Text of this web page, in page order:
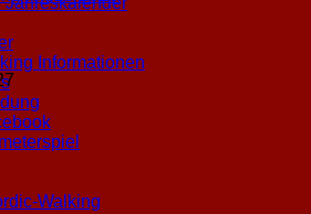
Informationen
Walking